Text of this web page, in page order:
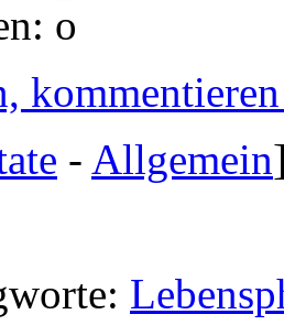
- Allgemein